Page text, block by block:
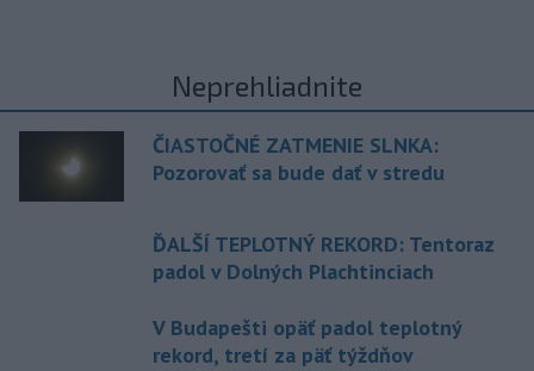
Neprehliadnite
ČIASTOČNÉ ZATMENIE SLNKA:
Pozorovať sa bude dať v stredu
ĎALŠÍ TEPLOTNÝ REKORD: Tentoraz
padol v Dolných Plachtinciach
V Budapešti opäť padol teplotný
rekord, tretí za päť týždňov